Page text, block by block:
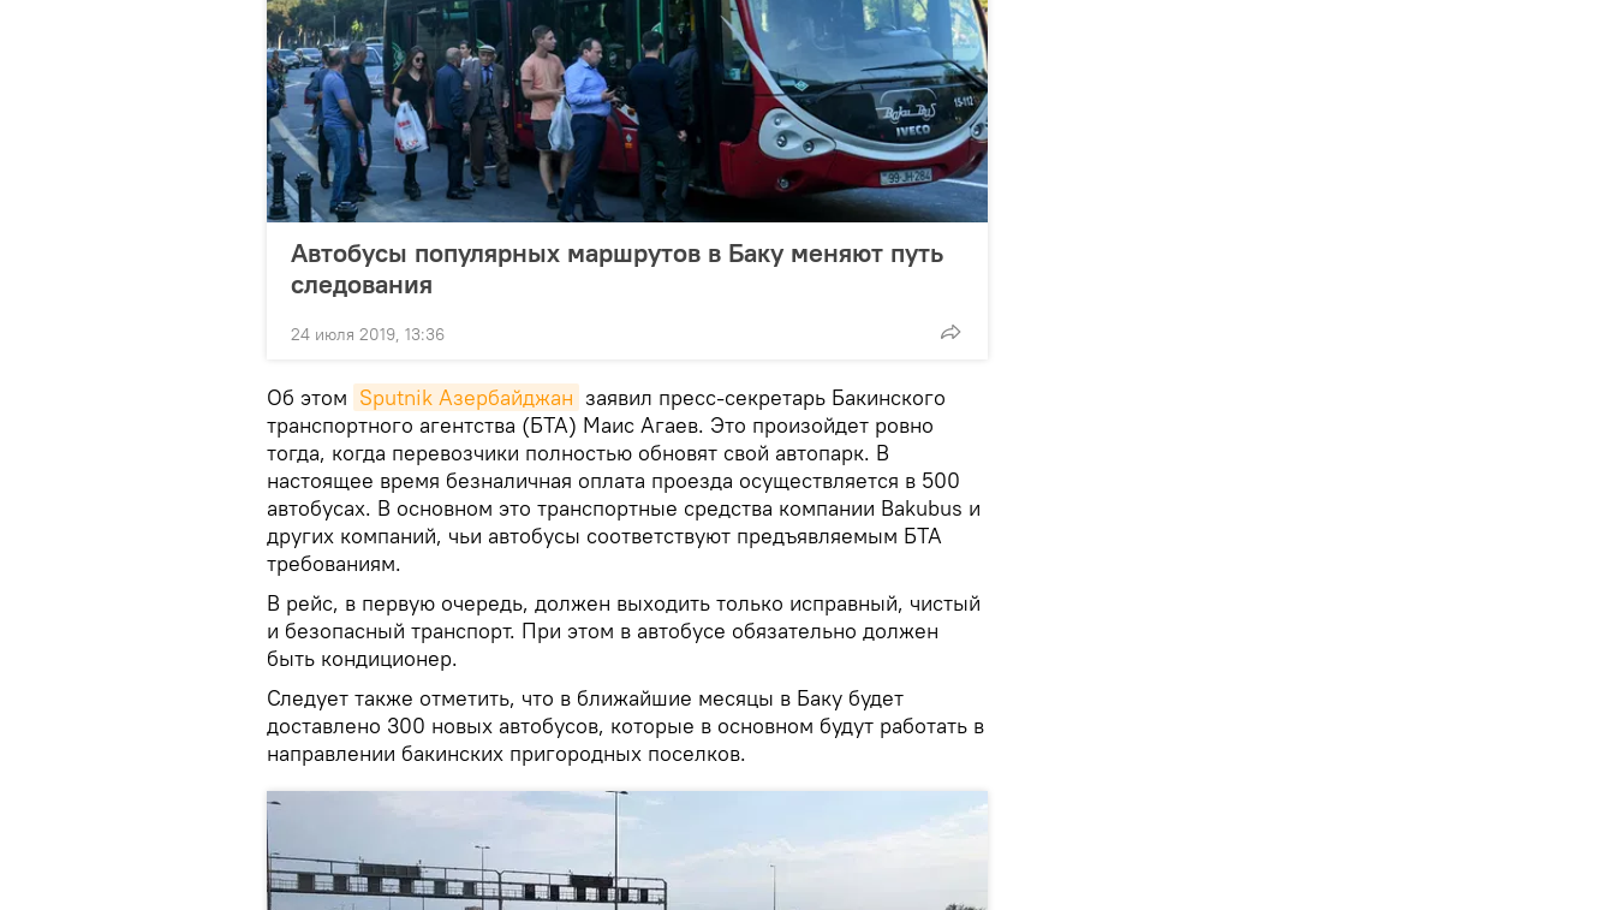
Автобусы популярных маршрутов в Баку меняют путь
следования
24 июля 2019, 13:36
Об этом Sputnik Азербайджан заявил пресс-секретарь Бакинского
транспортного агентства (БТА) Маис Агаев. Это произойдет ровно
тогда, когда перевозчики полностью обновят свой автопарк. В
настоящее время безналичная оплата проезда осуществляется в 500
автобусах. В основном это транспортные средства компании Bakubus и
других компаний, чьи автобусы соответствуют предъявляемым БТА
требованиям.
В рейс, в первую очередь, должен выходить только исправный, чистый
и безопасный транспорт. При этом в автобусе обязательно должен
быть кондиционер.
Следует также отметить, что в ближайшие месяцы в Баку будет
доставлено 300 новых автобусов, которые в основном будут работать в
направлении бакинских пригородных поселков.